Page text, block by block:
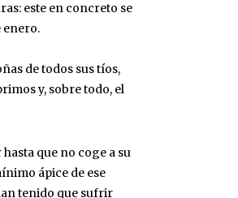
este en concreto se
enero.
de todos sus tíos,
y, sobre todo, el
que no coge a su
ápice de ese
tenido que sufrir